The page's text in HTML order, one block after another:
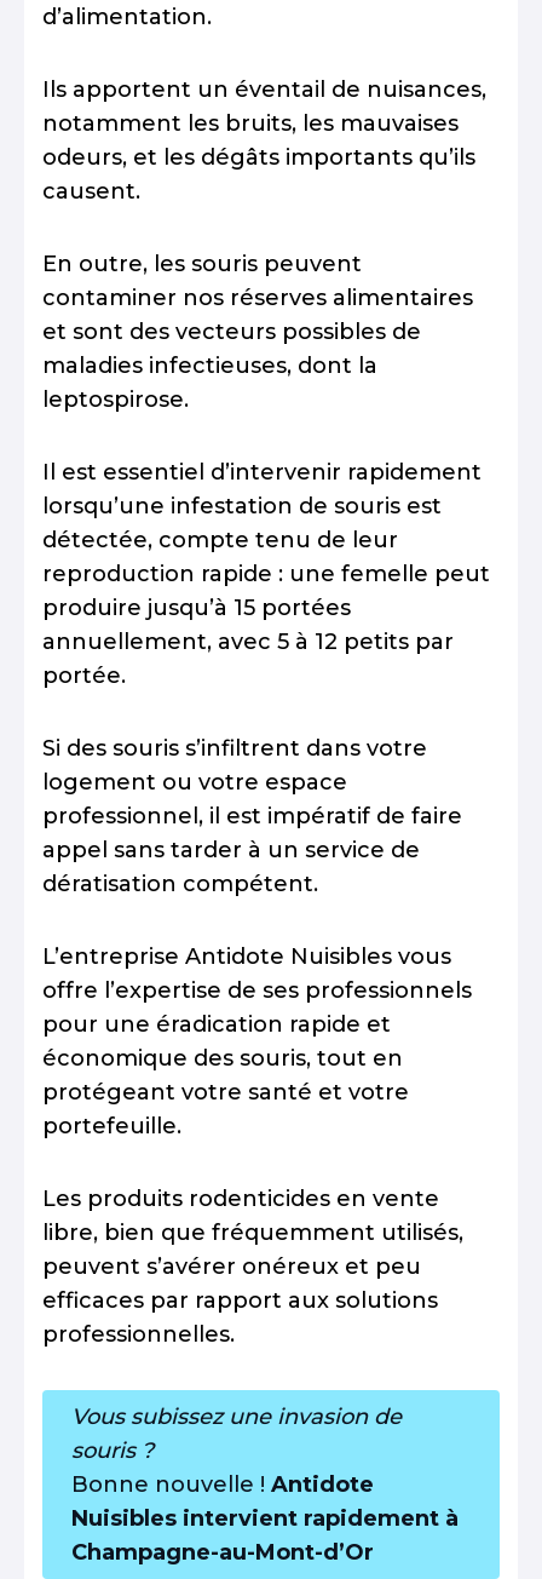
d’alimentation.
Ils apportent un éventail de nuisances,
notamment les bruits, les mauvaises
odeurs, et les dégâts importants qu’ils
causent.
En outre, les souris peuvent
contaminer nos réserves alimentaires
et sont des vecteurs possibles de
maladies infectieuses, dont la
leptospirose.
Il est essentiel d’intervenir rapidement
lorsqu’une infestation de souris est
détectée, compte tenu de leur
reproduction rapide : une femelle peut
produire jusqu’à 15 portées
annuellement, avec 5 à 12 petits par
portée.
Si des souris s’infiltrent dans votre
logement ou votre espace
professionnel, il est impératif de faire
appel sans tarder à un service de
dératisation compétent.
L’entreprise Antidote Nuisibles vous
offre l’expertise de ses professionnels
pour une éradication rapide et
économique des souris, tout en
protégeant votre santé et votre
portefeuille.
Les produits rodenticides en vente
libre, bien que fréquemment utilisés,
peuvent s’avérer onéreux et peu
efficaces par rapport aux solutions
professionnelles.
Vous subissez une invasion de
souris ?
Bonne nouvelle ! Antidote
Nuisibles intervient rapidement à
Champagne-au-Mont-d’Or